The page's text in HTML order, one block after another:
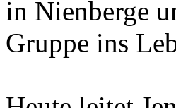
in Nienberge
Gruppe ins